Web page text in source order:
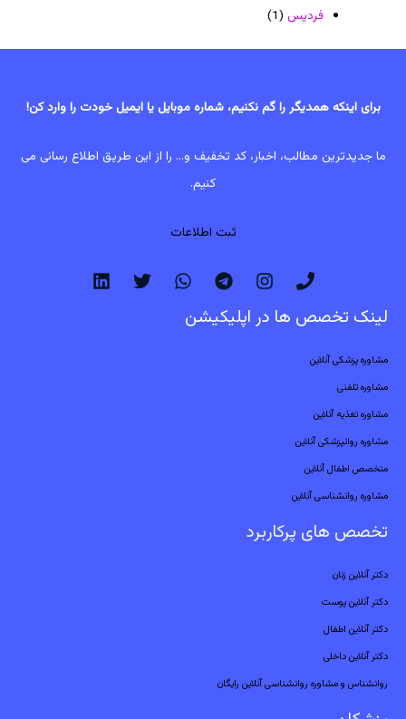
فردیس (1)
برای اینکه همدیگر را گم نکنیم، شماره موبایل یا ایمیل خودت را وارد کن!
ما جدیدترین مطالب، اخبار، کد تخفیف و... را از این طریق اطلاع رسانی می
کنیم.
ثبت اطلاعات
لینک تخصص ها در اپلیکیشن
مشاوره پزشکی آنلاین
مشاوره تلفنی
مشاوره تغذیه آنلاین
مشاوره روانپزشکی آنلاین
متخصص اطفال آنلاین
مشاوره روانشناسی آنلاین
تخصص های پرکاربرد
دکتر آنلاین زنان
دکتر آنلاین پوست
دکتر آنلاین اطفال
دکتر آنلاین داخلی
روانشناس و مشاوره روانشناسی آنلاین رایگان